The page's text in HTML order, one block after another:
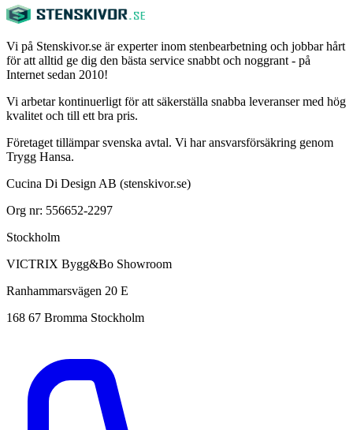
Vi på Stenskivor.se är experter inom stenbearbetning och jobbar hårt
för att alltid ge dig den bästa service snabbt och noggrant - på
Internet sedan 2010!
Vi arbetar kontinuerligt för att säkerställa snabba leveranser med hög
kvalitet och till ett bra pris.
Företaget tillämpar svenska avtal. Vi har ansvarsförsäkring genom
Trygg Hansa.
Cucina Di Design AB (stenskivor.se)
Org nr: 556652-2297
Stockholm
VICTRIX Bygg&Bo Showroom
Ranhammarsvägen 20 E
168 67 Bromma Stockholm